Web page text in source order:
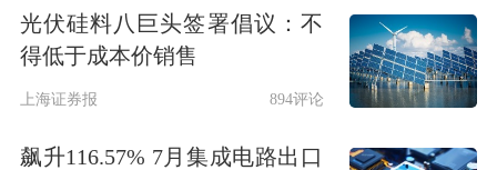
前。
光伏硅料八巨头签署倡议：不
得低于成本价销售
上海证券报 894评论
飙升116.57% 7月集成电路出口